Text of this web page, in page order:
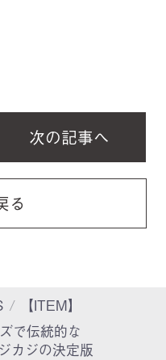
る
次の記事へ
/
【ITEM】
で伝統的な
カジの決定版